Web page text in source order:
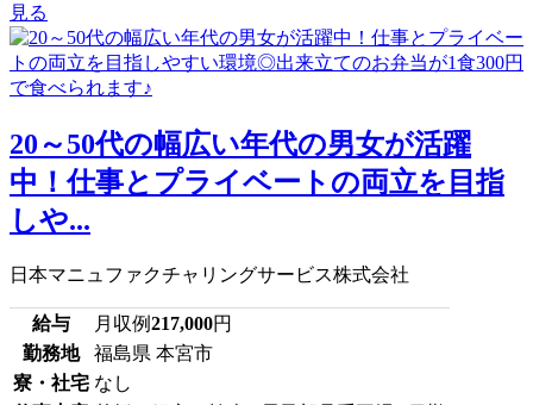
見る
20～50代の幅広い年代の男女が活躍
中！仕事とプライベートの両立を目指
しや...
日本マニュファクチャリングサービス株式会社
給与 月収例217,000円
勤務地
福島県 本宮市
寮・社宅 なし